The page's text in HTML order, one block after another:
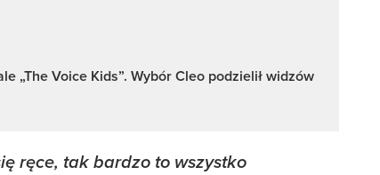
„The Voice Kids”. Wybór Cleo podzielił widzów
ręce, tak bardzo to wszystko